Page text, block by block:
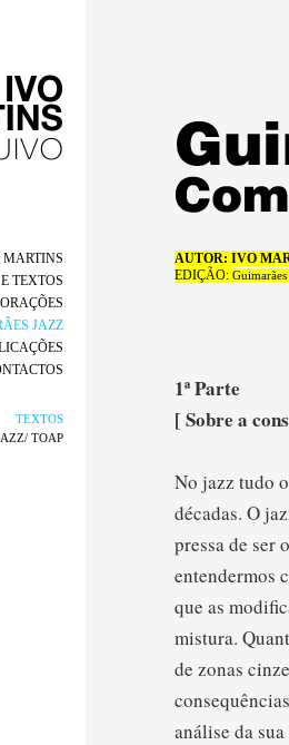
AUTOR: IVO
EDIÇÃO:
1ª Parte
[ Sobre a
No jazz tudo
décadas. O
pressa de ser
entendermos
que as
mistura.
de zonas
análise da
JAZZ
TEXTOS
TOAP
TEXTOS
MARTINS